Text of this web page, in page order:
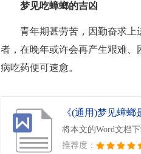
梦见吃蟑螂的吉凶
青年期甚劳苦，因勤奋求上
者，在晚年或许会再产生艰难
病吃药便可速愈。
《(通用)梦见蟑螂
将本文的Word文档
推荐度：